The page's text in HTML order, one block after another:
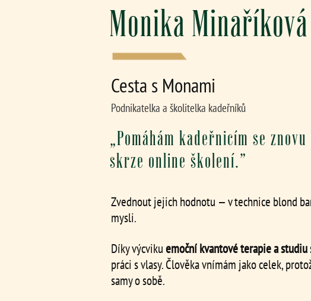
Monika Minaříková
Cesta s Monami
Podnikatelka a školitelka kadeřníků
„Pomáhám kadeřnicím se
skrze online školení.”
Zvednout jejich hodnotu — v technice blond
mysli.
Díky výcvikuemoční kvantové terapie a
práci s vlasy. Člověka vnímám jako celek,
samy o sobě.